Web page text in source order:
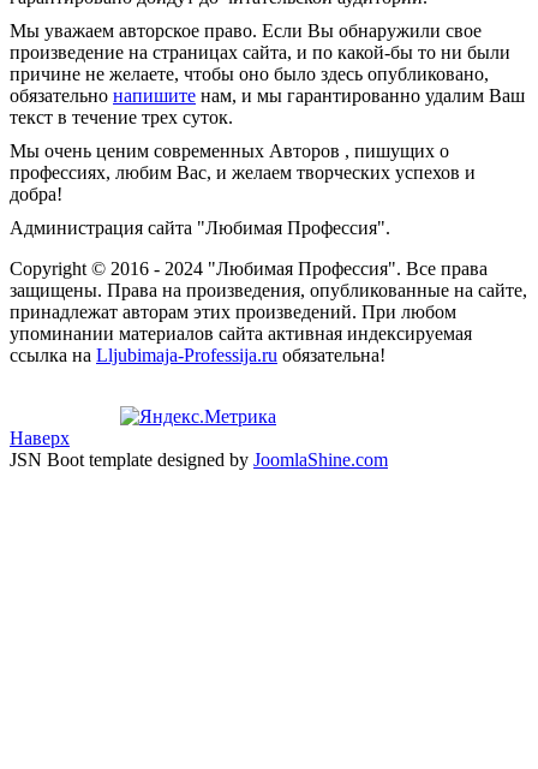
Мы уважаем авторское право. Если Вы обнаружили свое
произведение на страницах сайта, и по какой-бы то ни были
причине не желаете, чтобы оно было здесь опубликовано,
обязательно напишите нам, и мы гарантированно удалим Ваш
текст в течение трех суток.
Мы очень ценим современных Авторов , пишущих о
профессиях, любим Вас, и желаем творческих успехов и
добра!
Администрация сайта "Любимая Профессия".
Copyright © 2016 - 2024 "Любимая Профессия". Все права
защищены. Права на произведения, опубликованные на сайте,
принадлежат авторам этих произведений. При любом
упоминании материалов сайта активная индексируемая
ссылка на Lljubimaja-Professija.ru обязательна!
Наверх
JSN Boot template designed by JoomlaShine.com